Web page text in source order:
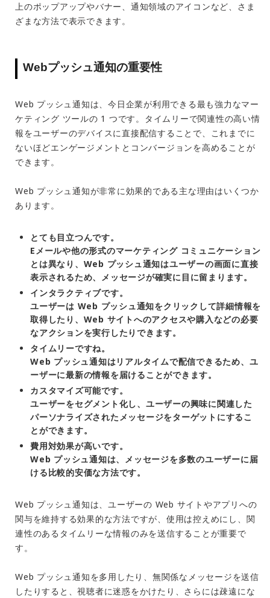
上のポップアップやバナー、通知領域のアイコンなど、さま
ざまな方法で表示できます。
Webプッシュ通知の重要性
Web プッシュ通知は、今日企業が利用できる最も強力なマー
ケティング ツールの 1 つです。タイムリーで関連性の高い情
報をユーザーのデバイスに直接配信することで、これまでに
ないほどエンゲージメントとコンバージョンを高めることが
できます。
Web プッシュ通知が非常に効果的である主な理由はいくつか
あります。
とても目立つんです。
Eメールや他の形式のマーケティング コミュニケーション
とは異なり、Web プッシュ通知はユーザーの画面に直接
表示されるため、メッセージが確実に目に留まります。
インタラクティブです。
ユーザーは Web プッシュ通知をクリックして詳細情報を
取得したり、Web サイトへのアクセスや購入などの必要
なアクションを実行したりできます。
タイムリーですね。
Web プッシュ通知はリアルタイムで配信できるため、ユ
ーザーに最新の情報を届けることができます。
カスタマイズ可能です。
ユーザーをセグメント化し、ユーザーの興味に関連した
パーソナライズされたメッセージをターゲットにするこ
とができます。
費用対効果が高いです。
Web プッシュ通知は、メッセージを多数のユーザーに届
ける比較的安価な方法です。
Web プッシュ通知は、ユーザーの Web サイトやアプリへの
関与を維持する効果的な方法ですが、使用は控えめにし、関
連性のあるタイムリーな情報のみを送信することが重要で
す。
Web プッシュ通知を多用したり、無関係なメッセージを送信
したりすると、視聴者に迷惑をかけたり、さらには疎遠にな